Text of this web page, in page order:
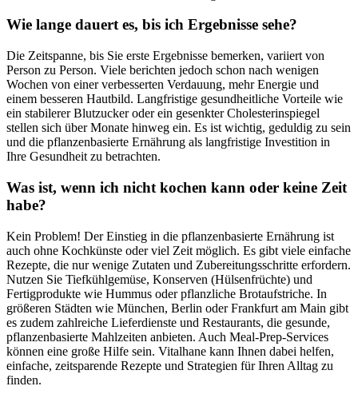
Wie lange dauert es, bis ich Ergebnisse sehe?
Die Zeitspanne, bis Sie erste Ergebnisse bemerken, variiert von
Person zu Person. Viele berichten jedoch schon nach wenigen
Wochen von einer verbesserten Verdauung, mehr Energie und
einem besseren Hautbild. Langfristige gesundheitliche Vorteile wie
ein stabilerer Blutzucker oder ein gesenkter Cholesterinspiegel
stellen sich über Monate hinweg ein. Es ist wichtig, geduldig zu sein
und die pflanzenbasierte Ernährung als langfristige Investition in
Ihre Gesundheit zu betrachten.
Was ist, wenn ich nicht kochen kann oder keine Zeit
habe?
Kein Problem! Der Einstieg in die pflanzenbasierte Ernährung ist
auch ohne Kochkünste oder viel Zeit möglich. Es gibt viele einfache
Rezepte, die nur wenige Zutaten und Zubereitungsschritte erfordern.
Nutzen Sie Tiefkühlgemüse, Konserven (Hülsenfrüchte) und
Fertigprodukte wie Hummus oder pflanzliche Brotaufstriche. In
größeren Städten wie München, Berlin oder Frankfurt am Main gibt
es zudem zahlreiche Lieferdienste und Restaurants, die gesunde,
pflanzenbasierte Mahlzeiten anbieten. Auch Meal-Prep-Services
können eine große Hilfe sein. Vitalhane kann Ihnen dabei helfen,
einfache, zeitsparende Rezepte und Strategien für Ihren Alltag zu
finden.